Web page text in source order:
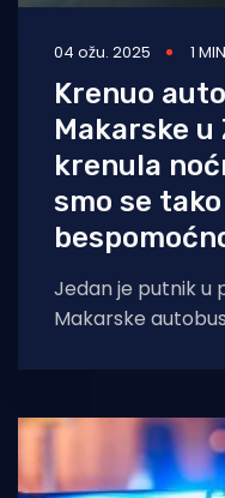
04 ožu. 2025 1
Krenuo
Makarske u
krenula
smo se
Jedan je putnik u
Makarske